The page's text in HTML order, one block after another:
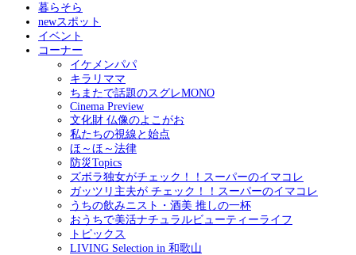
暮らそら
newスポット
イベント
コーナー
イケメンパパ
キラリママ
ちまたで話題のスグレMONO
Cinema Preview
文化財 仏像のよこがお
私たちの視線と始点
ほ～ほ～法律
防災Topics
ズボラ独女がチェック！！スーパーのイマコレ
ガッツリ主夫が チェック！！スーパーのイマコレ
うちの飲みニスト・酒美 推しの一杯
おうちで美活ナチュラルビューティーライフ
トピックス
LIVING Selection in 和歌山